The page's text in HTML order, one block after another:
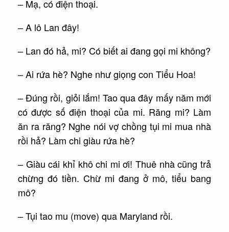
– Mạ, có điện thoại.
– A lô Lan đây!
– Lan đó hả, mi? Có biết ai đang gọi mi không?
– Ai rứa hè? Nghe như giọng con Tiểu Hoa!
– Đúng rồi, giỏi lắm! Tao qua đây mấy năm mới
có được số điện thoại của mi. Răng mi? Làm
ăn ra răng? Nghe nói vợ chồng tụi mi mua nhà
rồi hả? Làm chi giàu rứa hè?
– Giàu cái khỉ khô chi mi ơi! Thuê nhà cũng trả
chừng đó tiền. Chừ mi đang ở mô, tiểu bang
mô?
– Tụi tao mu (move) qua Maryland rồi.